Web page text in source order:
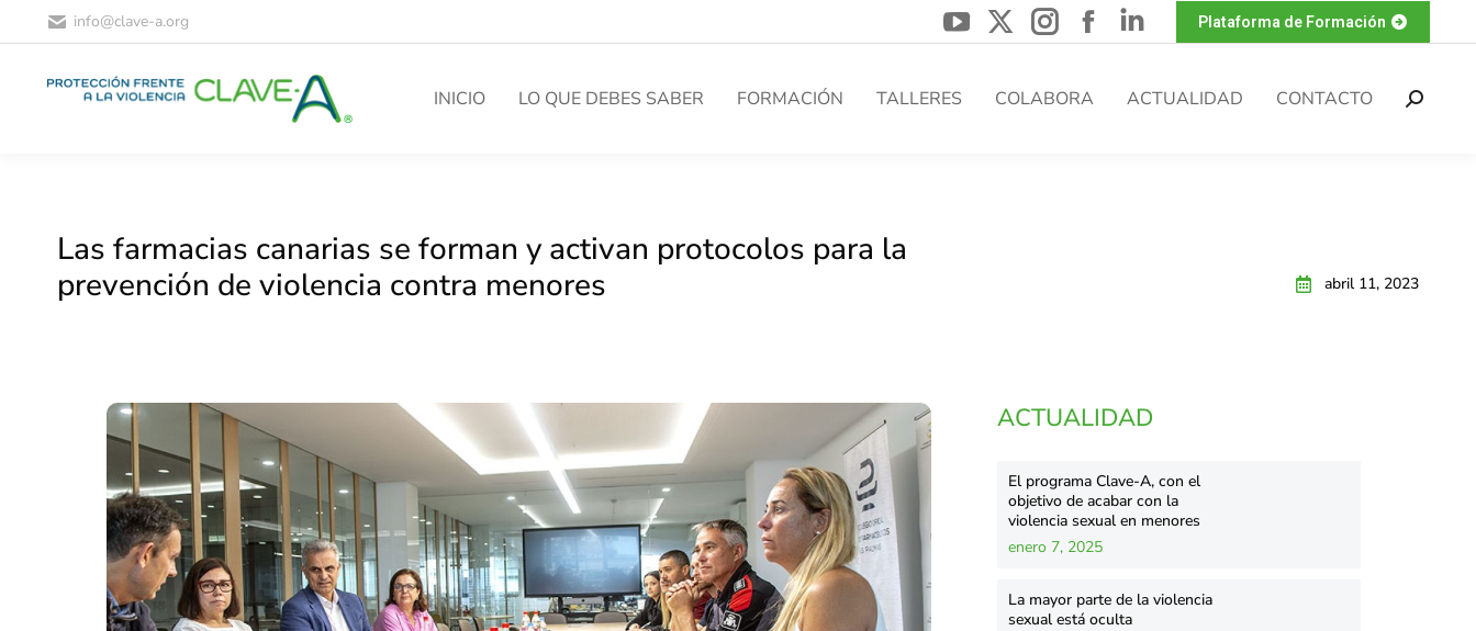
info@clave-a.org Plataforma de Formación
INICIO LO QUE DEBES SABER FORMACIÓN TALLERES COLABORA ACTUALIDAD CONTACTO
Las farmacias canarias se forman y activan protocolos para la
prevención de violencia contra menores
abril 11, 2023
ACTUALIDAD
El programa Clave-A, con el
objetivo de acabar con la
violencia sexual en menores
enero 7, 2025
La mayor parte de la violencia
sexual está oculta